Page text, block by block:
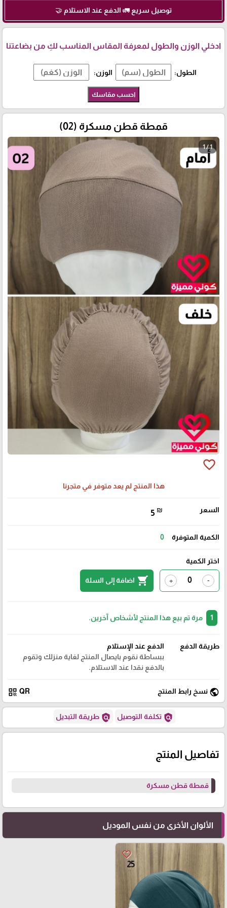
توصيل سريع 🚛 الدفع عند الاستلام 🤝
ادخلي الوزن والطول لمعرفة المقاس المناسب لكِ من بضاعتنا
الطول: الوزن:
احسب مقاسك
قمطة قطن مسكرة (02)
1 / 1
favorite_border
هذا المنتج لم يعد متوفر في متجرنا
السعر 5 ₪
الكمية المتوفرة 0
اختر الكمية
-
+
shopping_cart اضافة إلى السلة
مرة تم بيع هذا المنتج لأشخاص آخرين.
طريقة الدفع
الدفع عند الإستلام
ببساطة نقوم بايصال المنتج لغاية منزلك وتقوم
بالدفع نقدا عند الاستلام.
public نسخ رابط المنتج QR
qr_code
policy تكلفة التوصيل policy طريقة التبديل
تفاصيل المنتج
قمطة قطن مسكرة
الألوان الأخرى من نفس الموديل
favorite_border